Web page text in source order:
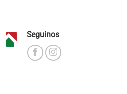
Seguinos